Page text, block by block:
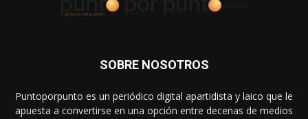
SOBRE NOSOTROS
Puntoporpunto es un periódico digital apartidista y laico que le
apuesta a convertirse en una opción entre decenas de medios